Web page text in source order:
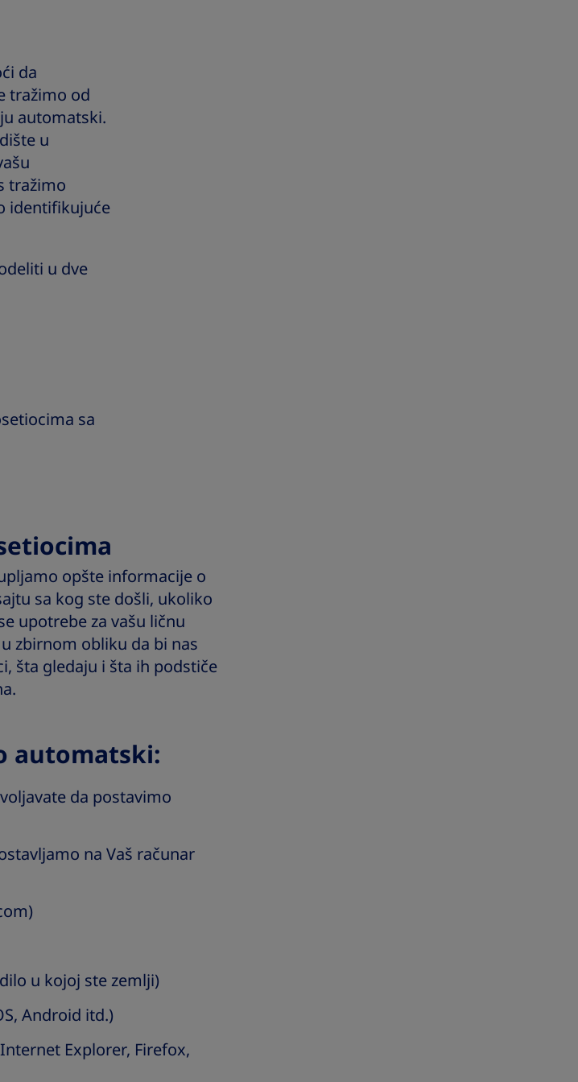
da
tražimo od
automatski.
u
tražimo
identifikujuće
u dve
sa
opšte informacije o
sa kog ste došli, ukoliko
upotrebe za vašu ličnu
zbirnom obliku da bi nas
šta gledaju i šta ih podstiče
automatski:
da postavimo
na Vaš računar
u kojoj ste zemlji)
Android itd.)
Explorer, Firefox,